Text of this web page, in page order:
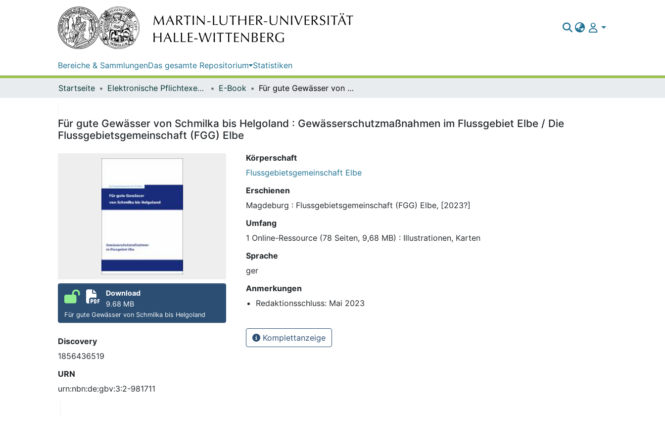
Bereiche & SammlungenDas gesamte Repositorium Statistiken
Startseite Elektronische Pflichtexemplare E-Book Für gute Gewässer von Schmilka bis Helgoland : Gewässerschutzmaßnahmen im Flussgebiet Elbe / Die Flussgebietsgemeinschaft (FGG) Elbe
Für gute Gewässer von Schmilka bis Helgoland : Gewässerschutzmaßnahmen im Flussgebiet Elbe / Die
Flussgebietsgemeinschaft (FGG) Elbe
Download
9.68 MB
Für gute Gewässer von Schmilka bis Helgoland
Discovery
1856436519
URN
urn:nbn:de:gbv:3:2-981711
Körperschaft
Flussgebietsgemeinschaft Elbe
Erschienen
Magdeburg : Flussgebietsgemeinschaft (FGG) Elbe, [2023?]
Umfang
1 Online-Ressource (78 Seiten, 9,68 MB) : Illustrationen, Karten
Sprache
ger
Anmerkungen
Redaktionsschluss: Mai 2023
Komplettanzeige